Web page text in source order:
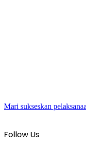
Mari sukseskan
Follow Us